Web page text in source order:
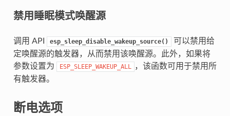
禁用睡眠模式唤醒源
调用 API esp_sleep_disable_wakeup_source()
可以禁用给
定唤醒源的触发器，从而禁用该唤醒源。此外，如果将
参数设置为
ESP_SLEEP_WAKEUP_ALL ，该函数可用于禁用所
有触发器。
断电选项